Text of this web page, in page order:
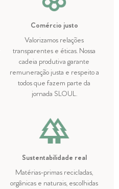
Comércio justo
Valorizamos relações
transparentes e éticas. Nossa
cadeia produtiva garante
remuneração justa e respeito a
todos que fazem parte da
jornada SLOUL.
Sustentabilidade real
Matérias-primas recicladas,
orgânicas e naturais, escolhidas